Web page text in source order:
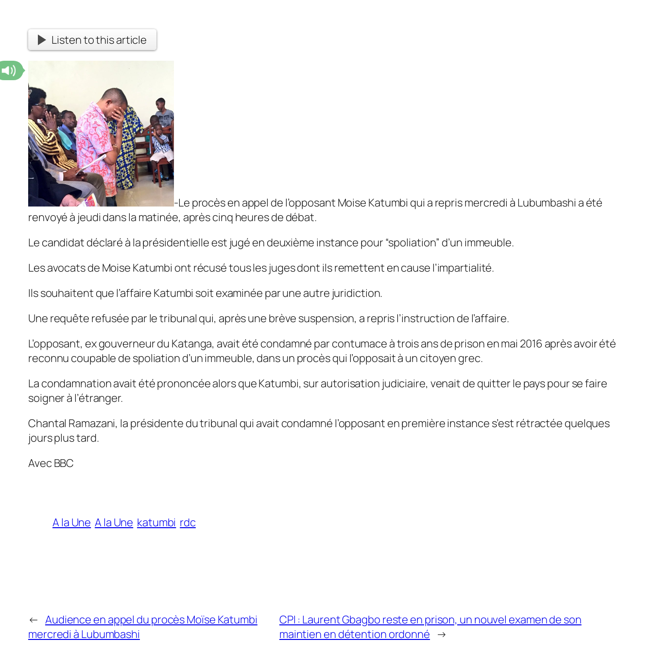
Listen to this article
-Le procès en appel de l’opposant Moise Katumbi qui a repris mercredi à Lubumbashi a été
renvoyé à jeudi dans la matinée, après cinq heures de débat.
Le candidat déclaré à la présidentielle est jugé en deuxième instance pour “spoliation” d’un immeuble.
Les avocats de Moise Katumbi ont récusé tous les juges dont ils remettent en cause l’impartialité.
Ils souhaitent que l’affaire Katumbi soit examinée par une autre juridiction.
Une requête refusée par le tribunal qui, après une brève suspension, a repris l’instruction de l’affaire.
L’opposant, ex gouverneur du Katanga, avait été condamné par contumace à trois ans de prison en mai 2016 après avoir été
reconnu coupable de spoliation d’un immeuble, dans un procès qui l’opposait à un citoyen grec.
La condamnation avait été prononcée alors que Katumbi, sur autorisation judiciaire, venait de quitter le pays pour se faire
soigner à l’étranger.
Chantal Ramazani, la présidente du tribunal qui avait condamné l’opposant en première instance s’est rétractée quelques
jours plus tard.
Avec BBC
A la Une A la Une katumbi rdc
← Audience en appel du procès Moïse Katumbi
mercredi à Lubumbashi
CPI : Laurent Gbagbo reste en prison, un nouvel examen de son
maintien en détention ordonné →